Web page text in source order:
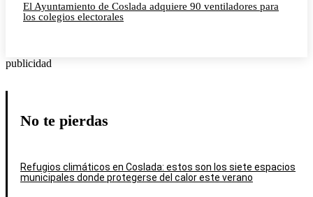
El Ayuntamiento de Coslada adquiere 90 ventiladores para
los colegios electorales
publicidad
No te pierdas
Refugios climáticos en Coslada: estos son los siete espacios
municipales donde protegerse del calor este verano